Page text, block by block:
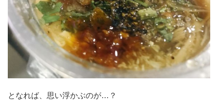
となれば、思い浮かぶのが…？